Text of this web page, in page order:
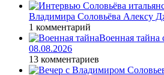
Владимира Соловьёва Алексу
1 комментарий
Военная тайна
08.08.2026
13 комментариев